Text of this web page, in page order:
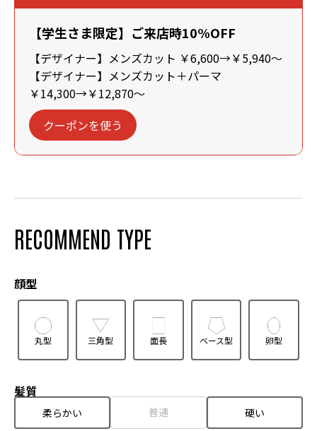
【学生さま限定】ご来店時10%OFF
【デザイナー】メンズカット ￥6,600→￥5,940～
【デザイナー】メンズカット＋パーマ
￥14,300→￥12,870～
クーポンを使う
RECOMMEND TYPE
顔型
丸型 三角型 面長 ベース型 卵型
髪質
柔らかい 普通 硬い